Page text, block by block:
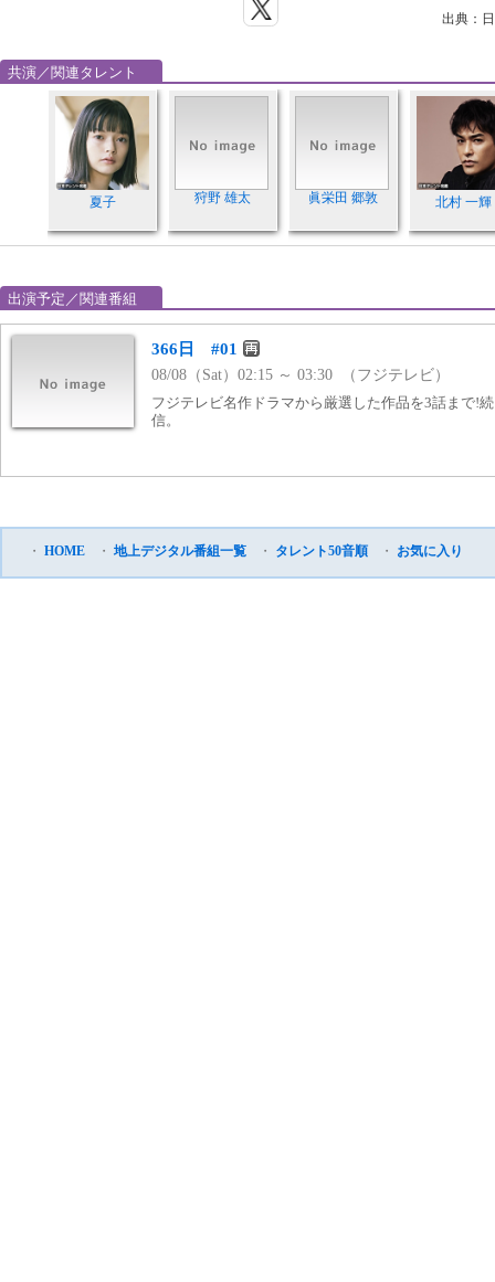
出典：
共演／関連タレント
夏子 狩野 雄太 眞栄田 郷敦 北村 一輝
出演予定／関連番組
366日 #01
08/08（Sat）02:15 ～ 03:30 （フジテレビ）
フジテレビ名作ドラマから厳選した作品を3話まで!
信。
・ HOME ・ 地上デジタル番組一覧 ・ タレント50音順 ・ お気に入り